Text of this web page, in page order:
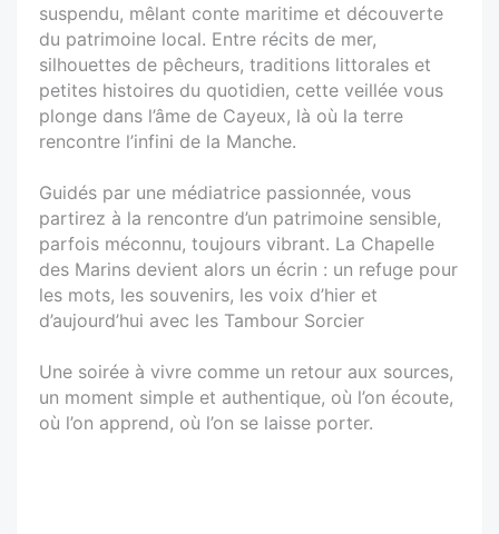
suspendu, mêlant conte maritime et découverte
du patrimoine local. Entre récits de mer,
silhouettes de pêcheurs, traditions littorales et
petites histoires du quotidien, cette veillée vous
plonge dans l’âme de Cayeux, là où la terre
rencontre l’infini de la Manche.
Guidés par une médiatrice passionnée, vous
partirez à la rencontre d’un patrimoine sensible,
parfois méconnu, toujours vibrant. La Chapelle
des Marins devient alors un écrin : un refuge pour
les mots, les souvenirs, les voix d’hier et
d’aujourd’hui avec les Tambour Sorcier
Une soirée à vivre comme un retour aux sources,
un moment simple et authentique, où l’on écoute,
où l’on apprend, où l’on se laisse porter.